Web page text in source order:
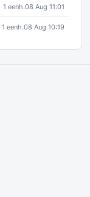
1 eenh.08 Aug 11:01
1 eenh.08 Aug 10:19